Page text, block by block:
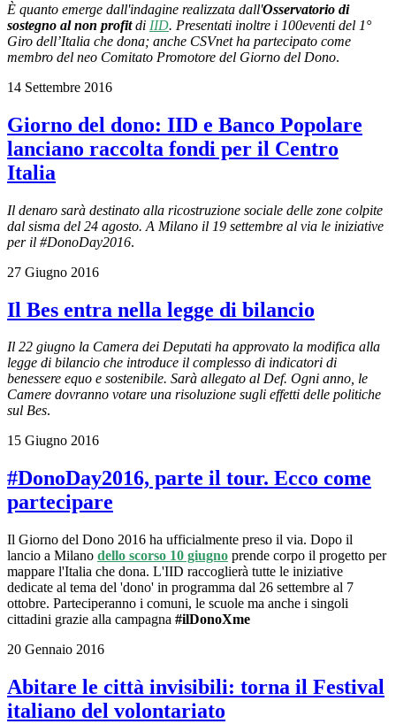
È quanto emerge dall'indagine realizzata dall'Osservatorio di
sostegno al non profitdi IID. Presentati inoltre i 100eventi del 1°
Giro dell’Italia che dona; anche CSVnet ha partecipato come
membro del neo Comitato Promotore del Giorno del Dono.
14 Settembre 2016
Giorno del dono: IID e Banco Popolare
lanciano raccolta fondi per il Centro
Italia
Il denaro sarà destinato alla ricostruzione sociale delle zone colpite
dal sisma del 24 agosto. A Milano il 19 settembre al via le iniziative
per il #DonoDay2016.
27 Giugno 2016
Il Bes entra nella legge di bilancio
Il 22 giugno la Camera dei Deputati ha approvato la modifica alla
legge di bilancio che introduce il complesso di indicatori di
benessere equo e sostenibile. Sarà allegato al Def. Ogni anno, le
Camere dovranno votare una risoluzione sugli effetti delle politiche
sul Bes.
15 Giugno 2016
#DonoDay2016, parte il tour. Ecco come
partecipare
Il Giorno del Dono 2016 ha ufficialmente preso il via. Dopo il
lancio a Milano dello scorso 10 giugno prende corpo il progetto per
mappare l'Italia che dona. L'IID raccoglierà tutte le iniziative
dedicate al tema del 'dono' in programma dal 26 settembre al 7
ottobre. Parteciperanno i comuni, le scuole ma anche i singoli
cittadini grazie alla campagna #ilDonoXme
20 Gennaio 2016
Abitare le città invisibili: torna il Festival
italiano del volontariato